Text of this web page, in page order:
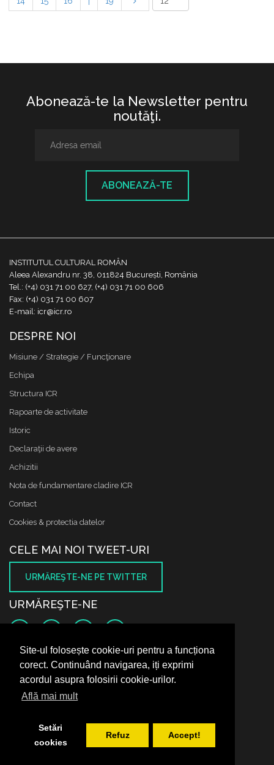
Site-ul folosește cookie-uri pentru a funcționa
corect. Continuând navigarea, iți exprimi
acordul asupra folosirii cookie-urilor.
Află mai mult
Setări
cookies
Refuz Accept!
Abonează-te la Newsletter pentru
noutăţi.
ABONEAZĂ-TE
INSTITUTUL CULTURAL ROMÂN
Aleea Alexandru nr. 38, 011824 București, România
Tel.: (+4) 031 71 00 627, (+4) 031 71 00 606
Fax: (+4) 031 71 00 607
E-mail: icr@icr.ro
DESPRE NOI
Misiune / Strategie / Funcţionare
Echipa
Structura ICR
Rapoarte de activitate
Istoric
Declaraţii de avere
Achizitii
Nota de fundamentare cladire ICR
Contact
Cookies & protectia datelor
CELE MAI NOI TWEET-URI
URMĂREŞTE-NE PE TWITTER
URMĂREŞTE-NE
SUNTEM PE FACEBOOK